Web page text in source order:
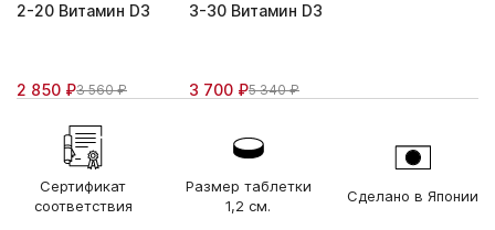
2-20 Витамин D3
2 850 ₽3 560 ₽
3-30 Витамин D3
3 700 ₽5 340 ₽
Сертификат
соответствия
Размер таблетки
1,2 см.
Сделано в Японии